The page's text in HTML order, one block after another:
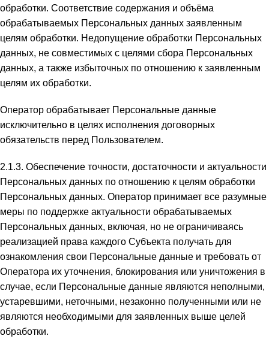
обработки. Соответствие содержания и объёма
обрабатываемых Персональных данных заявленным
целям обработки. Недопущение обработки Персональных
данных, не совместимых с целями сбора Персональных
данных, а также избыточных по отношению к заявленным
целям их обработки.
Оператор обрабатывает Персональные данные
исключительно в целях исполнения договорных
обязательств перед Пользователем.
2.1.3. Обеспечение точности, достаточности и актуальности
Персональных данных по отношению к целям обработки
Персональных данных. Оператор принимает все разумные
меры по поддержке актуальности обрабатываемых
Персональных данных, включая, но не ограничиваясь
реализацией права каждого Субъекта получать для
ознакомления свои Персональные данные и требовать от
Оператора их уточнения, блокирования или уничтожения в
случае, если Персональные данные являются неполными,
устаревшими, неточными, незаконно полученными или не
являются необходимыми для заявленных выше целей
обработки.